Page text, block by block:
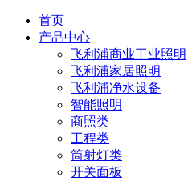
首页
产品中心
飞利浦商业工业照明
飞利浦家居照明
飞利浦净水设备
智能照明
商照类
工程类
筒射灯类
开关面板